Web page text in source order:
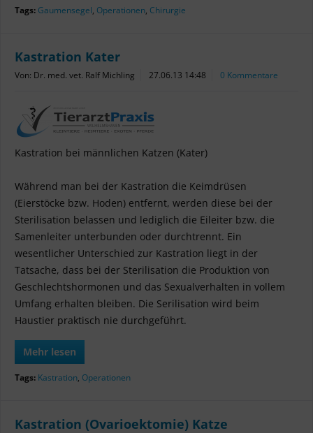
Tags: Gaumensegel, Operationen, Chirurgie
Kastration Kater
Von: Dr. med. vet. Ralf Michling 27.06.13 14:48 0 Kommentare
Kastration bei männlichen Katzen (Kater)
Während man bei der Kastration die Keimdrüsen
(Eierstöcke bzw. Hoden) entfernt, werden diese bei der
Sterilisation belassen und lediglich die Eileiter bzw. die
Samenleiter unterbunden oder durchtrennt. Ein
wesentlicher Unterschied zur Kastration liegt in der
Tatsache, dass bei der Sterilisation die Produktion von
Geschlechtshormonen und das Sexualverhalten in vollem
Umfang erhalten bleiben. Die Serilisation wird beim
Haustier praktisch nie durchgeführt.
Mehr lesen
Tags: Kastration, Operationen
Kastration (Ovarioektomie) Katze